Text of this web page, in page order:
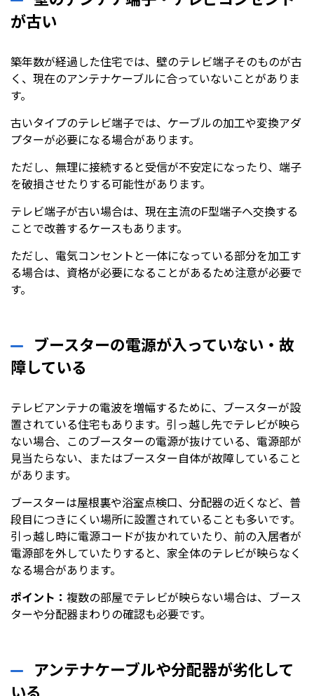
が古い
築年数が経過した住宅では、壁のテレビ端子そのものが古
く、現在のアンテナケーブルに合っていないことがありま
す。
古いタイプのテレビ端子では、ケーブルの加工や変換アダ
プターが必要になる場合があります。
ただし、無理に接続すると受信が不安定になったり、端子
を破損させたりする可能性があります。
テレビ端子が古い場合は、現在主流のF型端子へ交換する
ことで改善するケースもあります。
ただし、電気コンセントと一体になっている部分を加工す
る場合は、資格が必要になることがあるため注意が必要で
す。
ブースターの電源が入っていない・故
障している
テレビアンテナの電波を増幅するために、ブースターが設
置されている住宅もあります。引っ越し先でテレビが映ら
ない場合、このブースターの電源が抜けている、電源部が
見当たらない、またはブースター自体が故障していること
があります。
ブースターは屋根裏や浴室点検口、分配器の近くなど、普
段目につきにくい場所に設置されていることも多いです。
引っ越し時に電源コードが抜かれていたり、前の入居者が
電源部を外していたりすると、家全体のテレビが映らなく
なる場合があります。
ポイント： 複数の部屋でテレビが映らない場合は、ブース
ターや分配器まわりの確認も必要です。
アンテナケーブルや分配器が劣化して